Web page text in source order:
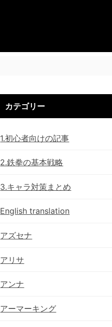
カテゴリー
1.初心者向けの記事
2.鉄拳の基本戦略
3.キャラ対策まとめ
English translation
アズセナ
アリサ
アンナ
アーマーキング